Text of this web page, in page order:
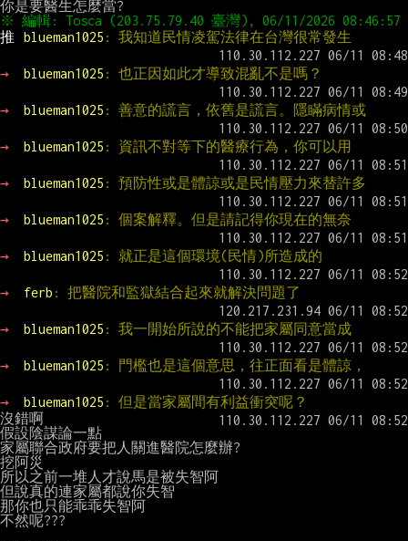
推
blueman1025 : 我知道民情凌駕法律在台灣很常發生
→ blueman1025 : 也正因如此才導致混亂不是嗎？
→ blueman1025 : 善意的謊言，依舊是謊言。隱瞞病情或
→ blueman1025 : 資訊不對等下的醫療行為，你可以用
→ blueman1025 : 預防性或是體諒或是民情壓力來替許多
→ blueman1025 : 個案解釋。但是請記得你現在的無奈
→ blueman1025 : 就正是這個環境(民情)所造成的
→ ferb : 把醫院和監獄結合起來就解決問題了
→ blueman1025 : 我一開始所說的不能把家屬同意當成
→ blueman1025 : 門檻也是這個意思，往正面看是體諒，
→ blueman1025 : 但是當家屬間有利益衝突呢？
沒錯啊
假設陰謀論一點
家屬聯合政府要把人關進醫院怎麼辦?
挖阿災
所以之前一堆人才說馬是被失智阿
但說真的連家屬都說你失智
那你也只能乖乖失智阿
不然呢???